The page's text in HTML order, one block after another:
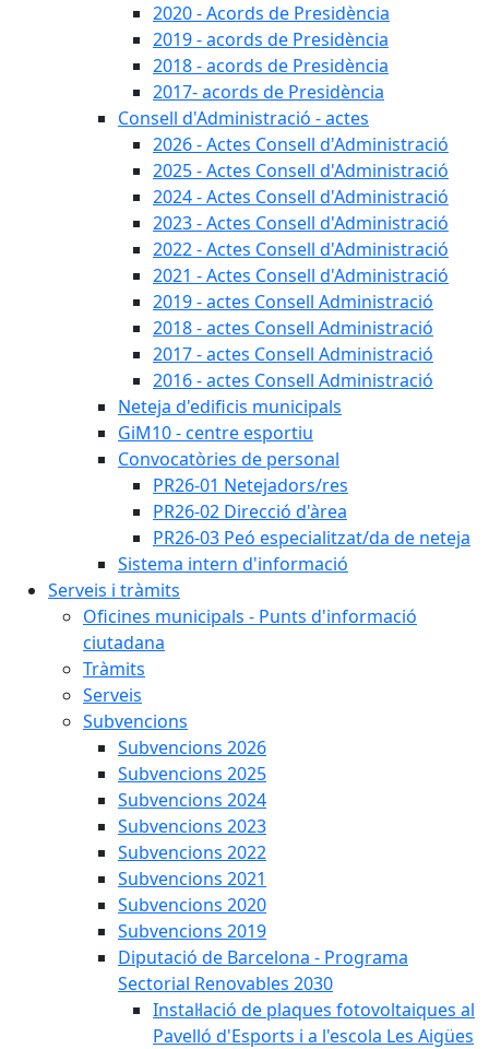
2020 - Acords de Presidència
2019 - acords de Presidència
2018 - acords de Presidència
2017- acords de Presidència
Consell d'Administració - actes
2026 - Actes Consell d'Administració
2025 - Actes Consell d'Administració
2024 - Actes Consell d'Administració
2023 - Actes Consell d'Administració
2022 - Actes Consell d'Administració
2021 - Actes Consell d'Administració
2019 - actes Consell Administració
2018 - actes Consell Administració
2017 - actes Consell Administració
2016 - actes Consell Administració
Neteja d'edificis municipals
GiM10 - centre esportiu
Convocatòries de personal
PR26-01 Netejadors/res
PR26-02 Direcció d'àrea
PR26-03 Peó especialitzat/da de neteja
Sistema intern d'informació
Serveis i tràmits
Oficines municipals - Punts d'informació
ciutadana
Tràmits
Serveis
Subvencions
Subvencions 2026
Subvencions 2025
Subvencions 2024
Subvencions 2023
Subvencions 2022
Subvencions 2021
Subvencions 2020
Subvencions 2019
Diputació de Barcelona - Programa
Sectorial Renovables 2030
Instal·lació de plaques fotovoltaiques al
Pavelló d'Esports i a l'escola Les Aigües